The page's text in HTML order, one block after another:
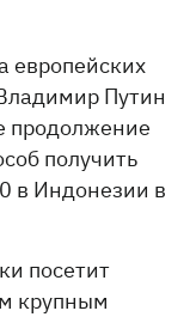
европейских
Путин
продолжение
получить
в Индонезии в
посетит
крупным